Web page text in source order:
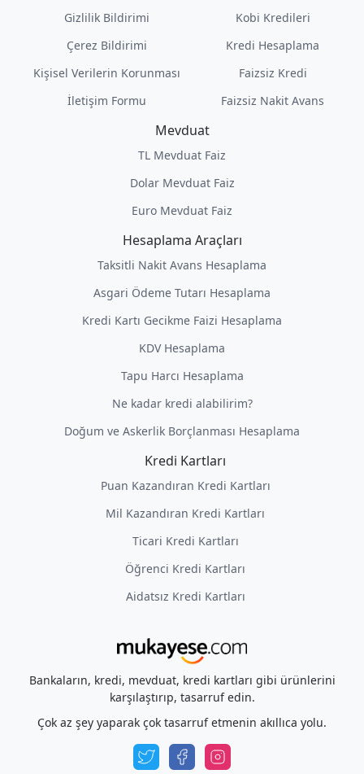
Gizlilik Bildirimi
Çerez Bildirimi
Kişisel Verilerin Korunması
İletişim Formu
Kobi Kredileri
Kredi Hesaplama
Faizsiz Kredi
Faizsiz Nakit Avans
Mevduat
TL Mevduat Faiz
Dolar Mevduat Faiz
Euro Mevduat Faiz
Hesaplama Araçları
Taksitli Nakit Avans Hesaplama
Asgari Ödeme Tutarı Hesaplama
Kredi Kartı Gecikme Faizi Hesaplama
KDV Hesaplama
Tapu Harcı Hesaplama
Ne kadar kredi alabilirim?
Doğum ve Askerlik Borçlanması Hesaplama
Kredi Kartları
Puan Kazandıran Kredi Kartları
Mil Kazandıran Kredi Kartları
Ticari Kredi Kartları
Öğrenci Kredi Kartları
Aidatsız Kredi Kartları
Bankaların, kredi, mevduat, kredi kartları gibi ürünlerini
karşılaştırıp, tasarruf edin.
Çok az şey yaparak çok tasarruf etmenin akıllıca yolu.